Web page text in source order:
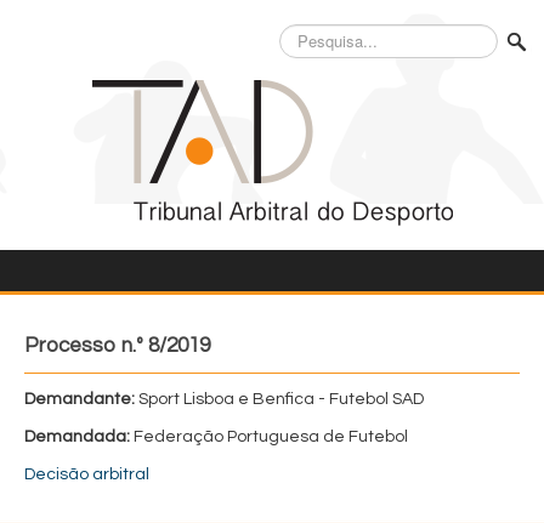
Pesquisa...
Processo n.º 8/2019
Demandante: Sport Lisboa e Benfica - Futebol SAD
Demandada: Federação Portuguesa de Futebol
Decisão arbitral